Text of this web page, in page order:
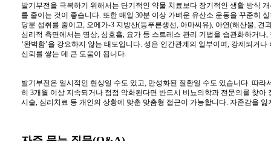
발기부전을 극복하기 위해서는 단기적인 약물 치료보다 장기적인 생활 방식
를 줄이는 것이 좋습니다. 또한 매일 30분 이상 가벼운 유산소 운동을 꾸준히
당분 섭취를 줄이고, 오메가-3 지방산(등푸른생선, 아마씨유), 아연(해산물,
심리적 측면에서는 명상, 심호흡, 요가 등 스트레스 관리 기법을 습관화하거
‘완벽함’을 강요하지 않는 태도입니다. 성은 인간관계의 일부이며, 강제되거
신뢰를 쌓는 데 큰 도움이 됩니다.
발기부전은 일시적인 현상일 수도 있고, 만성화된 질환일 수도 있습니다. 따
히 3개월 이상 지속되거나 점점 악화된다면 반드시 비뇨의학과 전문의를 찾
시술, 심리치료 등 개인의 상황에 맞춘 맞춤형 접근이 가능합니다. 자존감을